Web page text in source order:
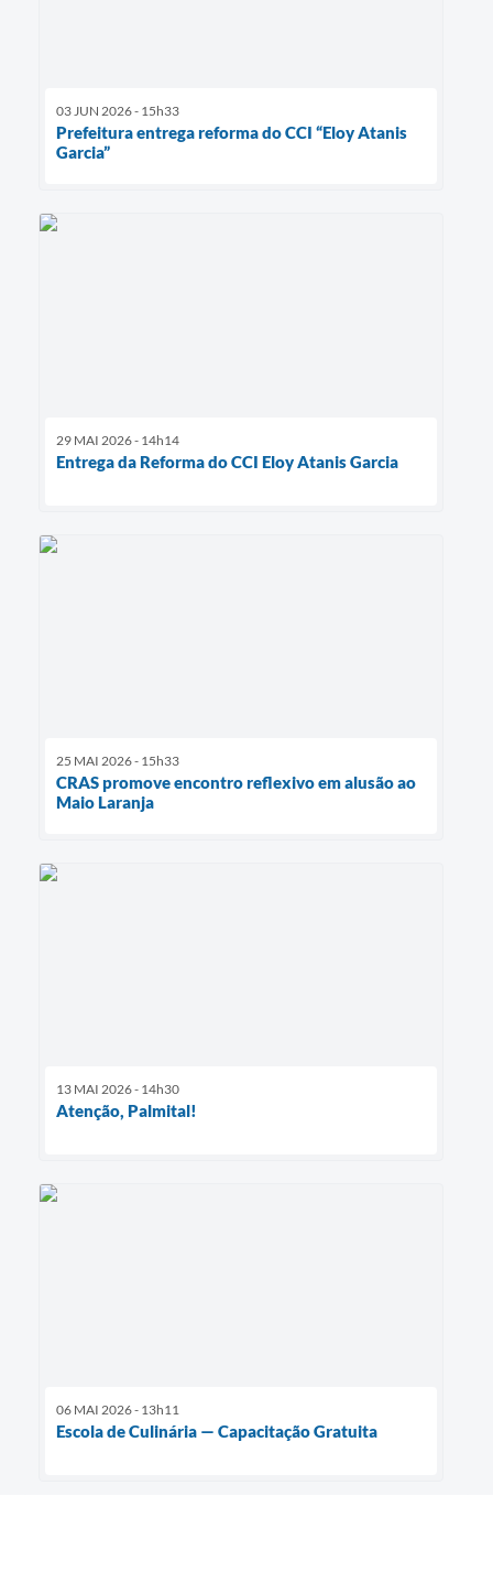
03 JUN 2026 - 15h33
Prefeitura entrega reforma do CCI “Eloy Atanis
Garcia”
29 MAI 2026 - 14h14
Entrega da Reforma do CCI Eloy Atanis Garcia
25 MAI 2026 - 15h33
CRAS promove encontro reflexivo em alusão ao
Maio Laranja
13 MAI 2026 - 14h30
Atenção, Palmital!
06 MAI 2026 - 13h11
Escola de Culinária — Capacitação Gratuita